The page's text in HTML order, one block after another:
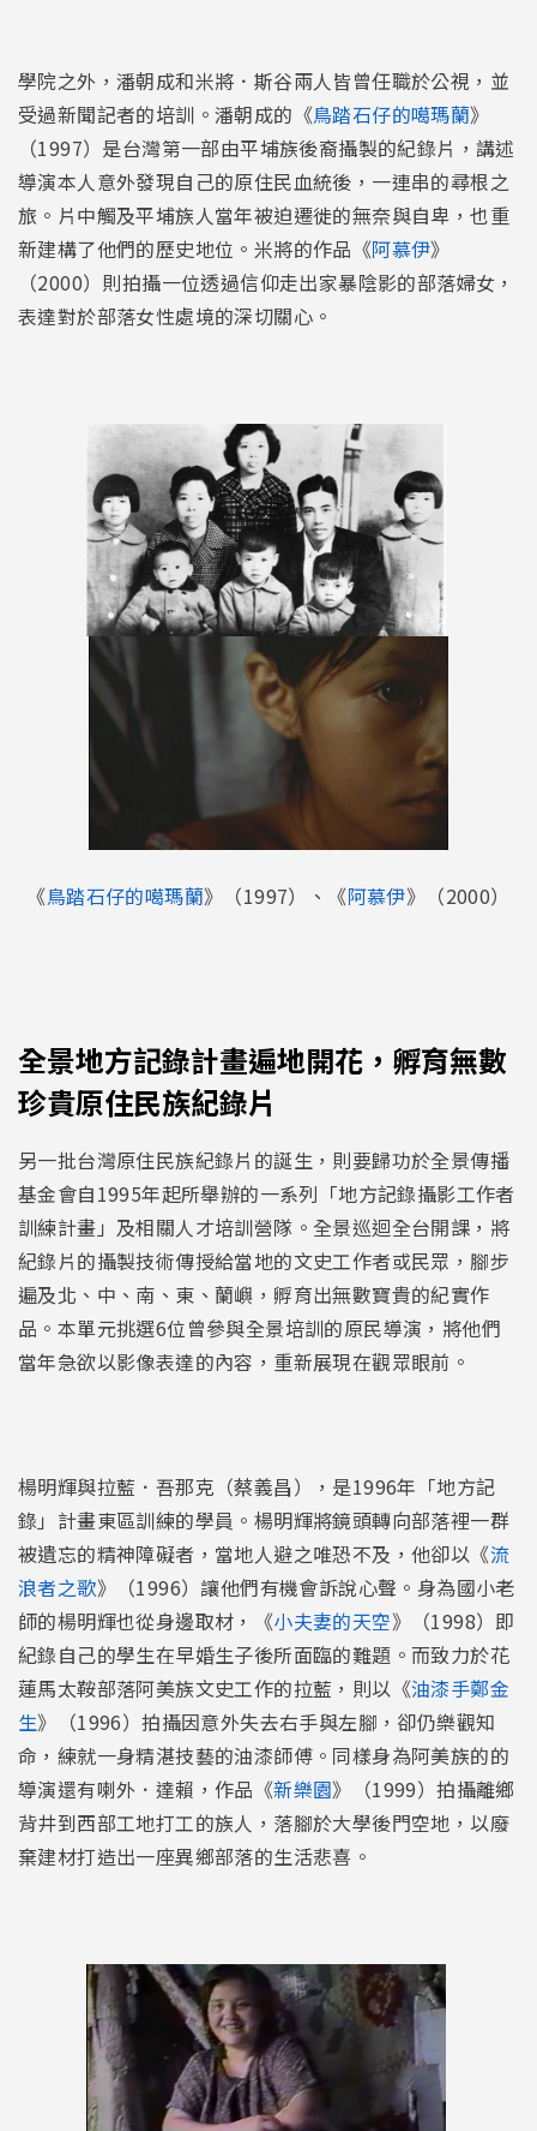
學院之外，潘朝成和米將．斯谷兩人皆曾任職於公視，並
受過新聞記者的培訓。潘朝成的《鳥踏石仔的噶瑪蘭》
（1997）是台灣第一部由平埔族後裔攝製的紀錄片，講述
導演本人意外發現自己的原住民血統後，一連串的尋根之
旅。片中觸及平埔族人當年被迫遷徙的無奈與自卑，也重
新建構了他們的歷史地位。米將的作品《阿慕伊》
（2000）則拍攝一位透過信仰走出家暴陰影的部落婦女，
表達對於部落女性處境的深切關心。
《鳥踏石仔的噶瑪蘭》（1997）、《阿慕伊》（2000）
全景地方記錄計畫遍地開花，孵育無數
珍貴原住民族紀錄片
另一批台灣原住民族紀錄片的誕生，則要歸功於全景傳播
基金會自1995年起所舉辦的一系列「地方記錄攝影工作者
訓練計畫」及相關人才培訓營隊。全景巡迴全台開課，將
紀錄片的攝製技術傳授給當地的文史工作者或民眾，腳步
遍及北、中、南、東、蘭嶼，孵育出無數寶貴的紀實作
品。本單元挑選6位曾參與全景培訓的原民導演，將他們
當年急欲以影像表達的內容，重新展現在觀眾眼前。
楊明輝與拉藍．吾那克（蔡義昌），是1996年「地方記
錄」計畫東區訓練的學員。楊明輝將鏡頭轉向部落裡一群
被遺忘的精神障礙者，當地人避之唯恐不及，他卻以《流
浪者之歌》（1996）讓他們有機會訴說心聲。身為國小老
師的楊明輝也從身邊取材，《小夫妻的天空》（1998）即
紀錄自己的學生在早婚生子後所面臨的難題。而致力於花
蓮馬太鞍部落阿美族文史工作的拉藍，則以《油漆手鄭金
生》（1996）拍攝因意外失去右手與左腳，卻仍樂觀知
命，練就一身精湛技藝的油漆師傅。同樣身為阿美族的的
導演還有喇外．達賴，作品《新樂園》（1999）拍攝離鄉
背井到西部工地打工的族人，落腳於大學後門空地，以廢
棄建材打造出一座異鄉部落的生活悲喜。